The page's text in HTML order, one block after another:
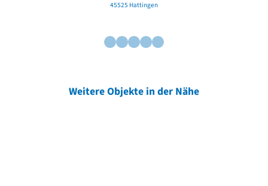
45525 Hattingen
Weitere Objekte in der Nähe